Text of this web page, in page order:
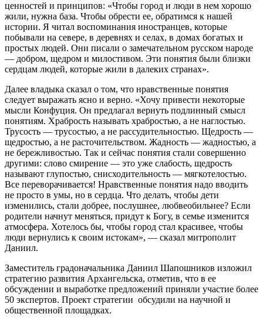
ценностей и принципов: «Чтобы город и люди в нем хорошо
жили, нужна база. Чтобы обрести ее, обратимся к нашей
истории. Я читал воспоминания иностранцев, которые
побывали на севере, в деревнях и селах, в домах богатых и
простых людей. Они писали о замечательном русском народе
— добром, щедром и милостивом. Эти понятия были близки
сердцам людей, которые жили в далеких странах».
Далее владыка сказал о том, что нравственные понятия
следует выражать ясно и верно. «Хочу привести некоторые
мысли Конфуция. Он предлагал вернуть подлинный смысл
понятиям. Храбрость называть храбростью, а не наглостью.
Трусость — трусостью, а не рассудительностью. Щедрость —
щедростью, а не расточительством. Жадность — жадностью, а
не бережливостью. Так и сейчас понятия стали совершенно
другими: слово смирение — это уже слабость, щедрость
называют глупостью, снисходительность — мягкотелостью.
Все переворачивается! Нравственные понятия надо вводить
не просто в умы, но в сердца. Что делать, чтобы дети
изменились, стали добрее, послушнее, любвеобильнее? Если
родители начнут меняться, придут к Богу, в семье изменится
атмосфера. Хотелось бы, чтобы город стал красивее, чтобы
люди вернулись к своим истокам», — сказал митрополит
Даниил.
Заместитель градоначальника Даниил Шапошников изложил
стратегию развития Архангельска, отметив, что в ее
обсуждении и выработке предложений приняли участие более
50 экспертов. Проект стратегии обсудили на научной и
общественной площадках.